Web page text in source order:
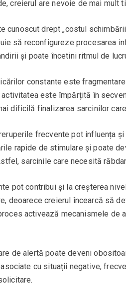
creierul are nevoie de mai mult
cunoscut drept „costul
să reconfigureze procesarea
și poate încetini ritmul de
constante este
este împărțită în
dificilă finalizarea sarcinilor
frecvente pot influența
rapide de stimulare și poate
sarcinile care necesită
pot contribui și la creșterea
deoarece creierul încearcă să
activează mecanismele de
de alertă poate deveni
cu situații negative,